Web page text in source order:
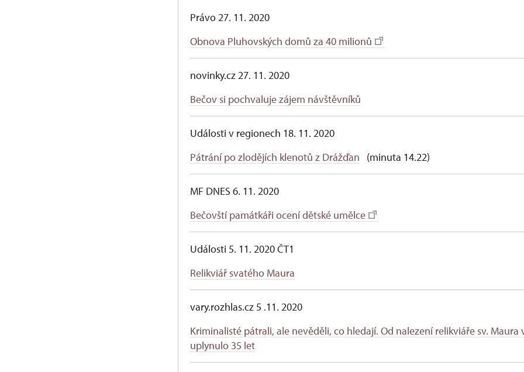
Právo 27. 11. 2020
Obnova Pluhovských domů za 40 milionů
novinky.cz 27. 11. 2020
Bečov si pochvaluje zájem návštěvníků
Události v regionech 18. 11. 2020
Pátrání po zlodějích klenotů z Drážďan (minuta 14.22)
MF DNES 6. 11. 2020
Bečovští památkáři ocení dětské umělce
Události 5. 11. 2020 ČT1
Relikviář svatého Maura
vary.rozhlas.cz 5 .11. 2020
Kriminalisté pátrali, ale nevěděli, co hledají. Od nalezení relikviáře sv. Maura
uplynulo 35 let